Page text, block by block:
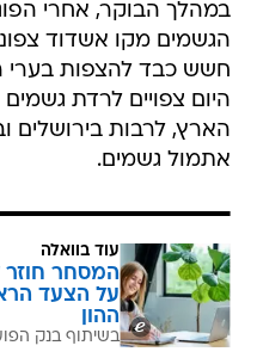
במהלך הבוקר, אחרי
הגשמים מקו אשדוד
חשש כבד להצפות
היום צפויים לרדת
הארץ, לרבות בירושלים
אתמול גשמים.
עוד בוואלה
המסחר חוזר
על הצעד
ההון
בשיתוף בנק